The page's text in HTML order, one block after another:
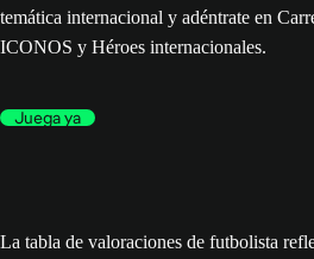
temática internacional y adéntrate en
ICONOS y Héroes internacionales.
Juega ya
La tabla de valoraciones de futbolista